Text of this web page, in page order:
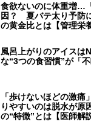
食欲ないのに体重増…
因？ 夏バテ太り予防
の黄金比とは【管理栄
風呂上がりのアイス
な“3つの食習慣”が「
「歩けないほどの激
りやすいのは脱水が
の“特徴”とは【医師解